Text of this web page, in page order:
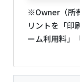
※Owner（所
リントを「印
ーム利用料」